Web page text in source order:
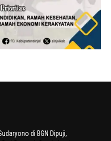
di BGN Dipuji,